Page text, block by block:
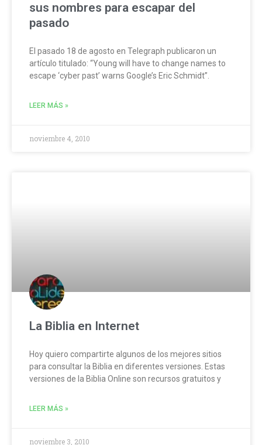
sus nombres para escapar del
pasado
El pasado 18 de agosto en Telegraph publicaron un
artículo titulado: “Young will have to change names to
escape ‘cyber past’ warns Google’s Eric Schmidt”.
LEER MÁS »
noviembre 4, 2010
La Biblia en Internet
Hoy quiero compartirte algunos de los mejores sitios
para consultar la Biblia en diferentes versiones. Estas
versiones de la Biblia Online son recursos gratuitos y
LEER MÁS »
noviembre 3, 2010